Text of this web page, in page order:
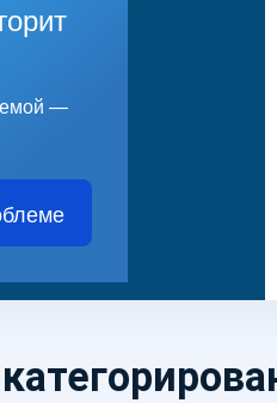
—